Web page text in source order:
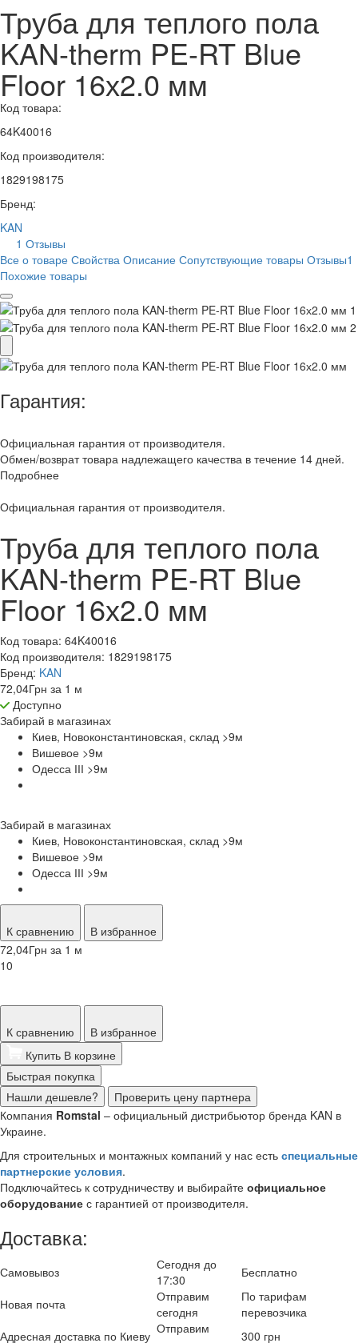
Труба для теплого пола
KAN-therm PE-RT Blue
Floor 16х2.0 мм
Код товара:
64K40016
Код производителя:
1829198175
Бренд:
KAN
1 Отзывы
Все о товаре Свойства Описание Сопутствующие товары Отзывы1
Похожие товары
Гарантия:
Официальная гарантия от производителя.
Обмен/возврат товара надлежащего качества в течение 14 дней.
Подробнее
Официальная гарантия от производителя.
Труба для теплого пола
KAN-therm PE-RT Blue
Floor 16х2.0 мм
Код товара: 64K40016
Код производителя: 1829198175
Бренд: KAN
72,04Грн за 1 м
Доступно
Забирай в магазинах
Киев, Новоконстантиновская, склад >9м
Вишевое >9м
Одесса ІІІ >9м
Забирай в магазинах
Киев, Новоконстантиновская, склад >9м
Вишевое >9м
Одесса ІІІ >9м
К сравнению
В избранное
72,04Грн за 1 м
10
К сравнению
В избранное
Купить В корзине
Быстрая покупка
Нашли дешевле?
Проверить цену партнера
Компания Romstal – официальный дистрибьютор бренда KAN в
Украине.
Для строительных и монтажных компаний у нас есть специальные
партнерские условия.
Подключайтесь к сотрудничеству и выбирайте официальное
оборудование с гарантией от производителя.
Доставка:
Самовывоз
Сегодня до
17:30
Бесплатно
Новая почта
Отправим
сегодня
По тарифам
перевозчика
Адресная доставка по Киеву Отправим
300 грн